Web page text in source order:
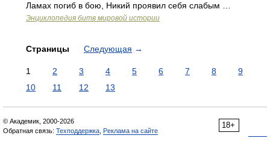
Ламах погиб в бою, Никий проявил себя слабым …
Энциклопедия битв мировой истории
Страницы Следующая →
1 2 3 4 5 6 7 8
9
10
11 12 13
18+
© Академик, 2000-2026
Обратная связь: Техподдержка Реклама на сайте